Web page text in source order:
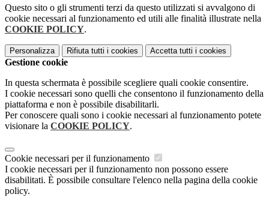
Questo sito o gli strumenti terzi da questo utilizzati si avvalgono di
cookie necessari al funzionamento ed utili alle finalità illustrate nella
COOKIE POLICY.
Personalizza Rifiuta tutti i cookies Accetta tutti i cookies
Gestione cookie
In questa schermata è possibile scegliere quali cookie consentire.
I cookie necessari sono quelli che consentono il funzionamento della
piattaforma e non è possibile disabilitarli.
Per conoscere quali sono i cookie necessari al funzionamento potete
visionare la COOKIE POLICY.
Cookie necessari per il funzionamento
I cookie necessari per il funzionamento non possono essere
disabilitati. È possibile consultare l'elenco nella pagina della cookie
policy.